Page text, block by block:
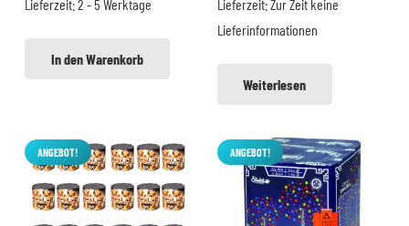
12,99 €9,99 €.
Lieferzeit:2 - 5 Werktage
In den Warenkorb
9,99 €8,99 €.
Lieferzeit:Zur Zeit keine
Lieferinformationen
Weiterlesen
ANGEBOT! ANGEBOT!